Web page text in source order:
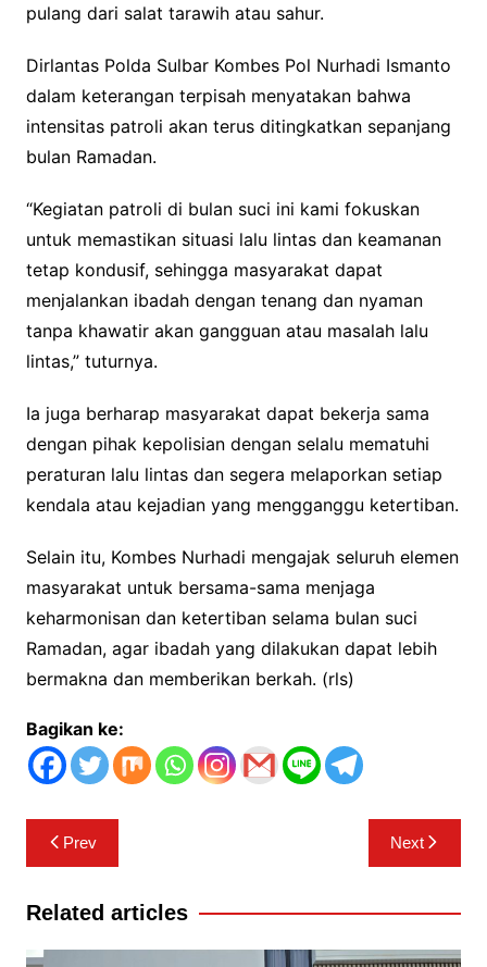
pulang dari salat tarawih atau sahur.
Dirlantas Polda Sulbar Kombes Pol Nurhadi Ismanto
dalam keterangan terpisah menyatakan bahwa
intensitas patroli akan terus ditingkatkan sepanjang
bulan Ramadan.
“Kegiatan patroli di bulan suci ini kami fokuskan
untuk memastikan situasi lalu lintas dan keamanan
tetap kondusif, sehingga masyarakat dapat
menjalankan ibadah dengan tenang dan nyaman
tanpa khawatir akan gangguan atau masalah lalu
lintas,” tuturnya.
Ia juga berharap masyarakat dapat bekerja sama
dengan pihak kepolisian dengan selalu mematuhi
peraturan lalu lintas dan segera melaporkan setiap
kendala atau kejadian yang mengganggu ketertiban.
Selain itu, Kombes Nurhadi mengajak seluruh elemen
masyarakat untuk bersama-sama menjaga
keharmonisan dan ketertiban selama bulan suci
Ramadan, agar ibadah yang dilakukan dapat lebih
bermakna dan memberikan berkah. (rls)
Bagikan ke:
Navigasi
pos
Prev Next
Related articles